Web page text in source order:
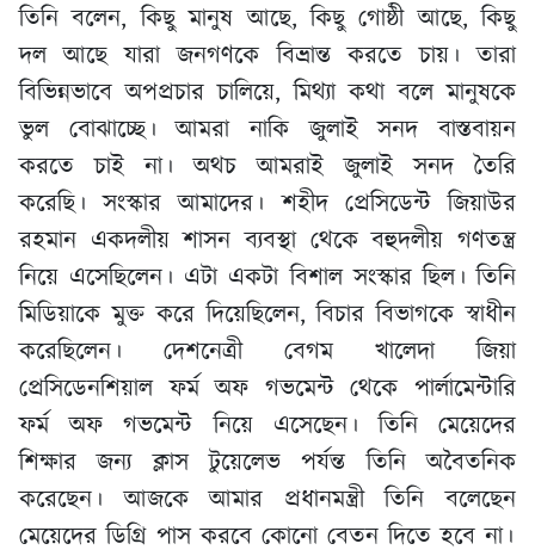
তিনি বলেন, কিছু মানুষ আছে, কিছু গোষ্ঠী আছে, কিছু
দল আছে যারা জনগণকে বিভ্রান্ত করতে চায়। তারা
বিভিন্নভাবে অপপ্রচার চালিয়ে, মিথ্যা কথা বলে মানুষকে
ভুল বোঝাচ্ছে। আমরা নাকি জুলাই সনদ বাস্তবায়ন
করতে চাই না। অথচ আমরাই জুলাই সনদ তৈরি
করেছি। সংস্কার আমাদের। শহীদ প্রেসিডেন্ট জিয়াউর
রহমান একদলীয় শাসন ব্যবস্থা থেকে বহুদলীয় গণতন্ত্র
নিয়ে এসেছিলেন। এটা একটা বিশাল সংস্কার ছিল। তিনি
মিডিয়াকে মুক্ত করে দিয়েছিলেন, বিচার বিভাগকে স্বাধীন
করেছিলেন। দেশনেত্রী বেগম খালেদা জিয়া
প্রেসিডেনশিয়াল ফর্ম অফ গভমেন্ট থেকে পার্লামেন্টারি
ফর্ম অফ গভমেন্ট নিয়ে এসেছেন। তিনি মেয়েদের
শিক্ষার জন্য ক্লাস টুয়েলেভ পর্যন্ত তিনি অবৈতনিক
করেছেন। আজকে আমার প্রধানমন্ত্রী তিনি বলেছেন
মেয়েদের ডিগ্রি পাস করবে কোনো বেতন দিতে হবে না।